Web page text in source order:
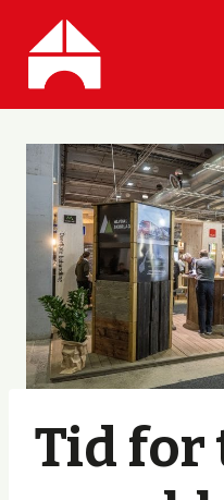
content
Tid for